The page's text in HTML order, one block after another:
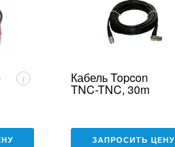
i Кабель Topcon
TNC-TNC, 30m
ЗАПРОСИТЬ ЦЕНУ